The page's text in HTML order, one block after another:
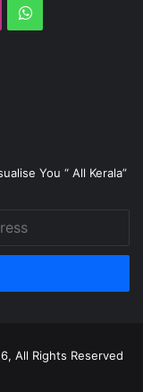
WhatsApp
You “ All Kerala”
All Rights Reserved